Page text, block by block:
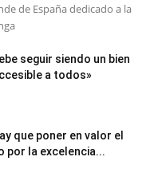
de España dedicado a la
seguir siendo un bien
a todos»
que poner en valor el
por la excelencia...